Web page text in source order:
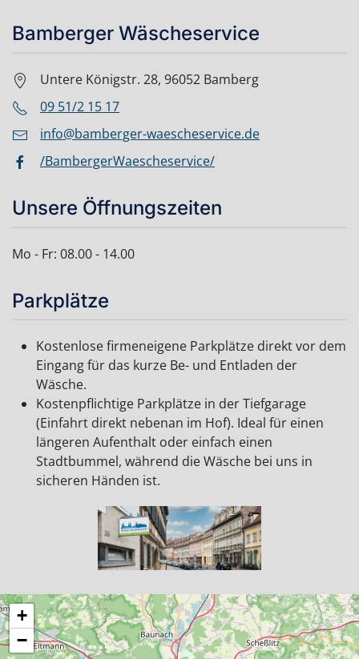
Bamberger Wäscheservice
Untere Königstr. 28, 96052 Bamberg
09 51/2 15 17
info@bamberger-waescheservice.de
/BambergerWaescheservice/
Unsere Öffnungszeiten
Mo - Fr: 08.00 - 14.00
Parkplätze
Kostenlose firmeneigene Parkplätze direkt vor dem
Eingang für das kurze Be- und Entladen der
Wäsche.
Kostenpflichtige Parkplätze in der Tiefgarage
(Einfahrt direkt nebenan im Hof). Ideal für einen
längeren Aufenthalt oder einfach einen
Stadtbummel, während die Wäsche bei uns in
sicheren Händen ist.
+
−